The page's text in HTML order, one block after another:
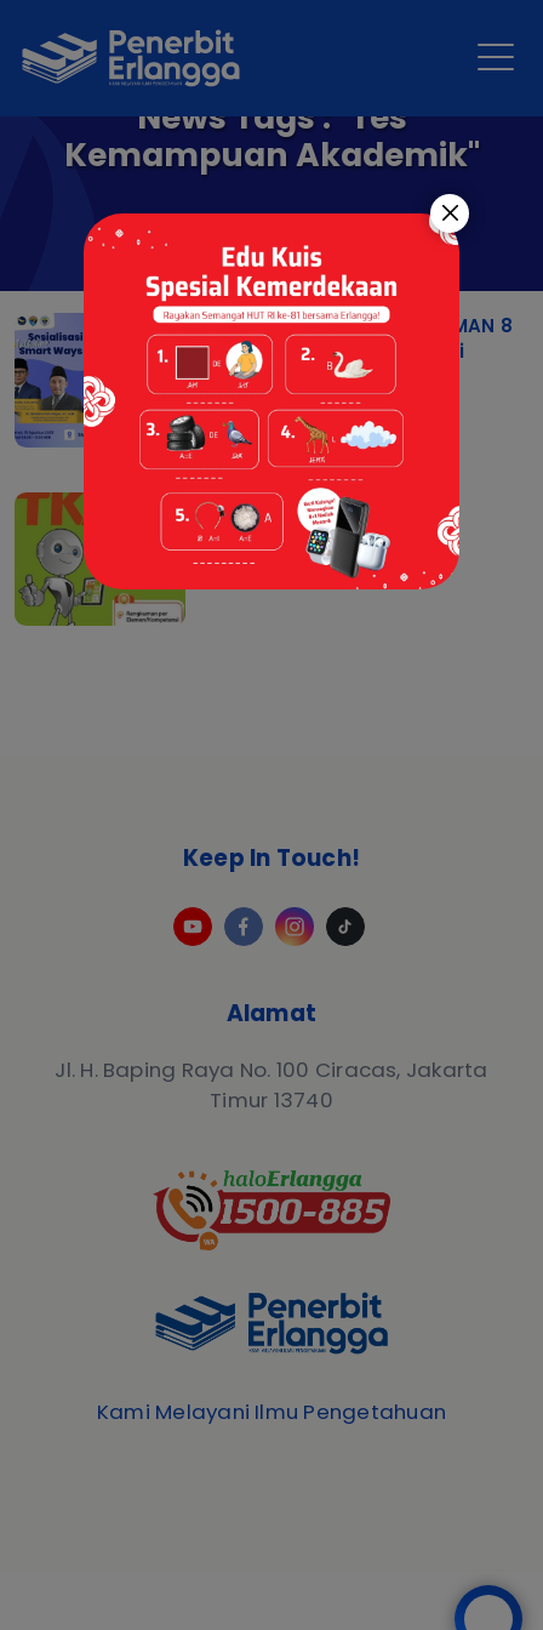
News Tags : "Tes
Kemampuan Akademik"
Penerbit Erlangga dan SMAN 8
Jakarta Siapkan Strategi
Sukses TKA 2025
18 Aug 2025 |Berita
SPM Plus TKA SD/MI 2026
12 Aug 2025 |Resensi Buku
Alamat
Jl. H. Baping Raya No. 100 Ciracas, Jakarta
Timur 13740
Keep In Touch!
Kami Melayani Ilmu Pengetahuan